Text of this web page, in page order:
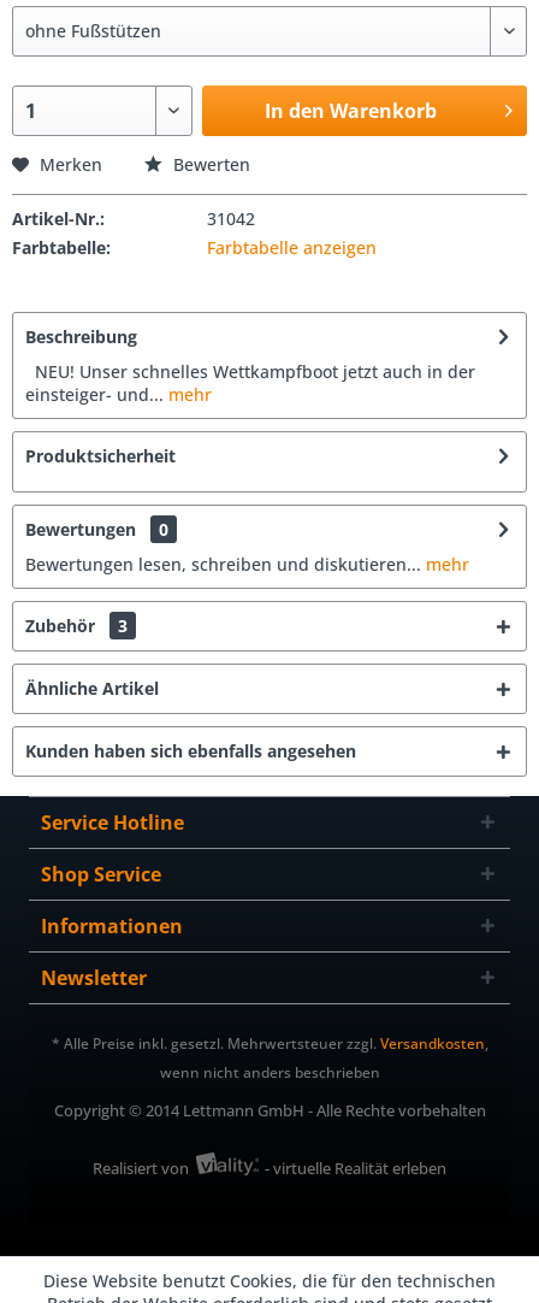
In den Warenkorb
Merken Bewerten
Artikel-Nr.:
31042
Farbtabelle:
Farbtabelle anzeigen
Beschreibung
NEU! Unser schnelles Wettkampfboot jetzt auch in der
einsteiger- und... mehr
Produktsicherheit
Bewertungen
0
Bewertungen lesen, schreiben und diskutieren... mehr
Zubehör 3
Ähnliche Artikel
Kunden haben sich ebenfalls angesehen
Service Hotline
Shop Service
Informationen
Newsletter
* Alle Preise inkl. gesetzl. Mehrwertsteuer zzgl.Versandkosten,
wenn nicht anders beschrieben
Copyright © 2014 Lettmann GmbH - Alle Rechte vorbehalten
Realisiert von - virtuelle Realität erleben
Diese Website benutzt Cookies, die für den technischen